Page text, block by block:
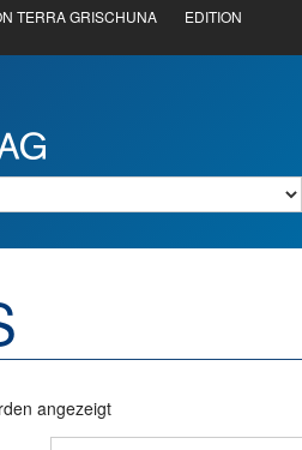
TERRA GRISCHUNA
EDITION
angezeigt